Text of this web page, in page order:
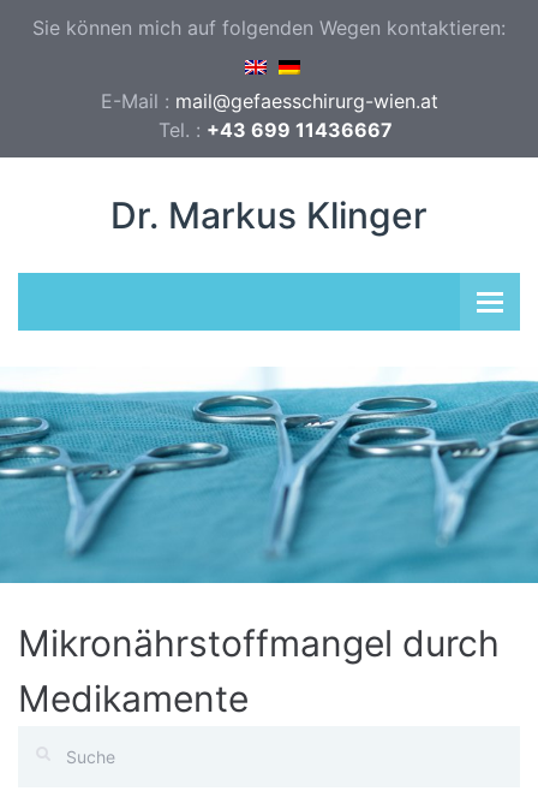
Sie können mich auf folgenden Wegen kontaktieren:
E-Mail : mail@gefaesschirurg-wien.at
Tel. : +43 699 11436667
Dr. Markus Klinger
Mikronährstoffmangel durch
Medikamente